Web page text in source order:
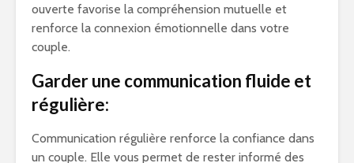
ouverte favorise la compréhension mutuelle et
renforce la connexion émotionnelle dans votre
couple.
Garder une communication fluide et
régulière:
Communication régulière renforce la confiance dans
un couple. Elle vous permet de rester informé des